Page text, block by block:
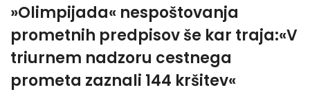
»Olimpijada« nespoštovanja
prometnih predpisov še kar traja:«V
triurnem nadzoru cestnega
prometa zaznali 144 kršitev«